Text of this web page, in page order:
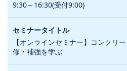
9:30～16:30(受付9:00)
【オンラインセミナー】コンクリ
修・補強を学ぶ